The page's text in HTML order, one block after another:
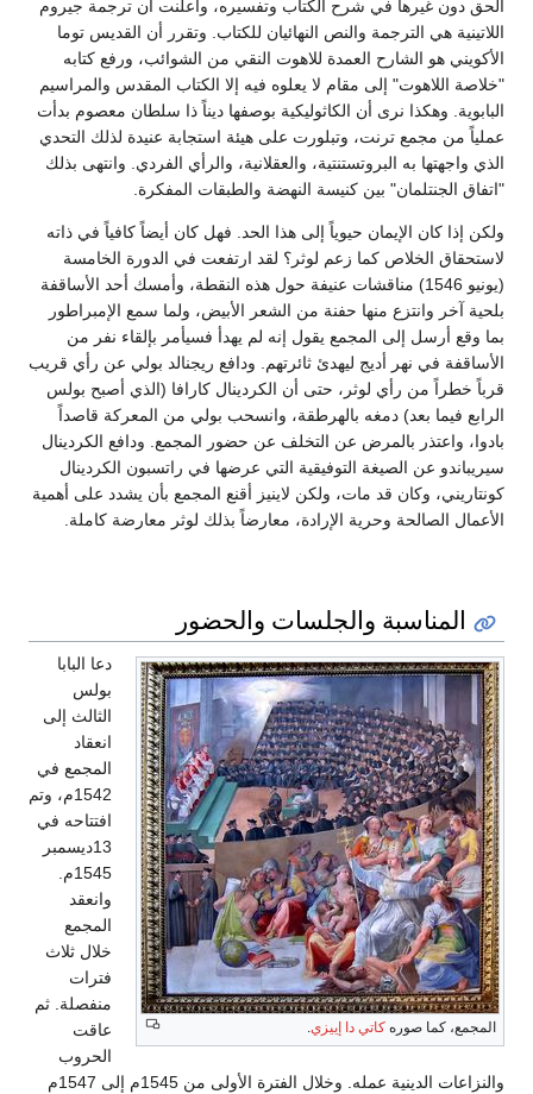
الحق دون غيرها في شرح الكتاب وتفسيره، وأعلنت أن ترجمة جيروم
اللاتينية هي الترجمة والنص النهائيان للكتاب. وتقرر أن القديس توما
الأكويني هو الشارح العمدة للاهوت النقي من الشوائب، ورفع كتابه
"خلاصة اللاهوت" إلى مقام لا يعلوه فيه إلا الكتاب المقدس والمراسيم
البابوية. وهكذا نرى أن الكاثوليكية بوصفها ديناً ذا سلطان معصوم بدأت
عملياً من مجمع ترنت، وتبلورت على هيئة استجابة عنيدة لذلك التحدي
الذي واجهتها به البروتستنتية، والعقلانية، والرأي الفردي. وانتهى بذلك
"اتفاق الجنتلمان" بين كنيسة النهضة والطبقات المفكرة.
ولكن إذا كان الإيمان حيوياً إلى هذا الحد. فهل كان أيضاً كافياً في ذاته
لاستحقاق الخلاص كما زعم لوثر؟ لقد ارتفعت في الدورة الخامسة
(يونيو 1546) مناقشات عنيفة حول هذه النقطة، وأمسك أحد الأساقفة
بلحية آخر وانتزع منها حفنة من الشعر الأبيض، ولما سمع الإمبراطور
بما وقع أرسل إلى المجمع يقول إنه لم يهدأ فسيأمر بإلقاء نفر من
الأساقفة في نهر أديج ليهدئ ثائرتهم. ودافع ريجنالد بولي عن رأي قريب
قرباً خطراً من رأي لوثر، حتى أن الكردينال كارافا (الذي أصبح بولس
الرابع فيما بعد) دمغه بالهرطقة، وانسحب بولي من المعركة قاصداً
بادوا، واعتذر بالمرض عن التخلف عن حضور المجمع. ودافع الكردينال
سيريباندو عن الصيغة التوفيقية التي عرضها في راتسبون الكردينال
كونتاريني، وكان قد مات، ولكن لاينيز أقنع المجمع بأن يشدد على أهمية
الأعمال الصالحة وحرية الإرادة، معارضاً بذلك لوثر معارضة كاملة.
المناسبة والجلسات والحضور
المجمع، كما صوره كاتي دا إييزي.
دعا البابا
بولس
الثالث إلى
انعقاد
المجمع في
1542م، وتم
افتتاحه في
13ديسمبر
1545م.
وانعقد
المجمع
خلال ثلاث
فترات
منفصلة. ثم
عاقت
الحروب
والنزاعات الدينية عمله. وخلال الفترة الأولى من 1545م إلى 1547م